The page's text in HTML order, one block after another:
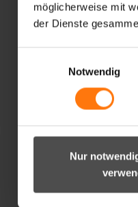
möglicherweise mit
der Dienste
Notwendig
Nur